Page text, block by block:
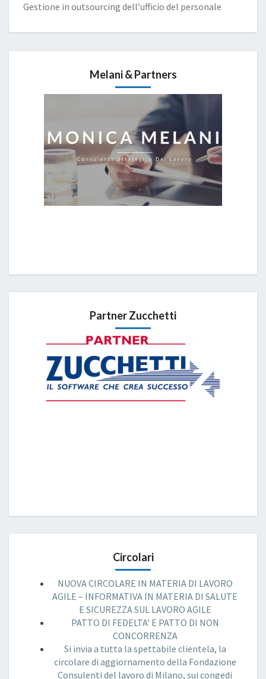
Gestione in outsourcing dell’ufficio del personale
Melani & Partners
Partner Zucchetti
Circolari
NUOVA CIRCOLARE IN MATERIA DI LAVORO
AGILE – INFORMATIVA IN MATERIA DI SALUTE
E SICUREZZA SUL LAVORO AGILE
PATTO DI FEDELTA’ E PATTO DI NON
CONCORRENZA
Si invia a tutta la spettabile clientela, la
circolare di aggiornamento della Fondazione
Consulenti del lavoro di Milano, sui congedi